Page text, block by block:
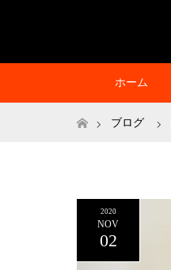
ホーム
ホームブログ
2020
NOV
02